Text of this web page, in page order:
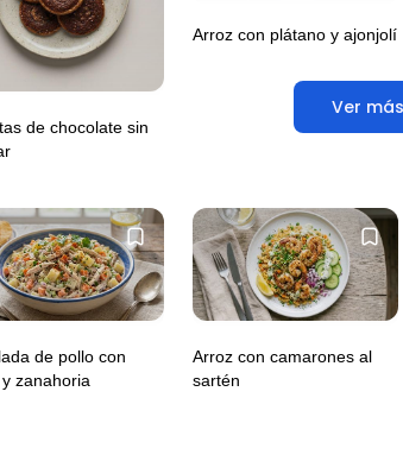
Ver
de chocolate sin
Arroz con plátano y ajonjolí
de pollo con
zanahoria
Arroz con camarones al
sartén